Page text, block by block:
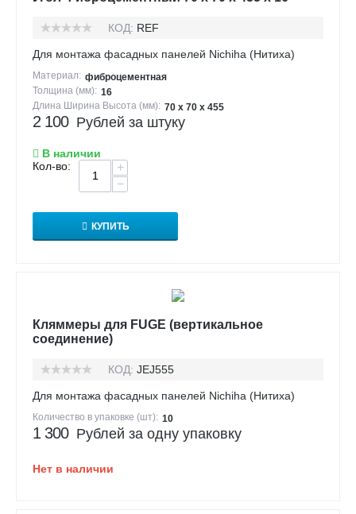
КОД: REF
Для монтажа фасадных панелей Nichiha (Нитиха)
Материал: фиброцементная
Толщина (мм): 16
Длина Ширина Высота (мм): 70 х 70 х 455
2 100 Рублей за штуку
В наличии
Кол-во:
+
−
КУПИТЬ
Кляммеры для FUGE (вертикальное
соединение)
КОД: JEJ555
Для монтажа фасадных панелей Nichiha (Нитиха)
Количество в упаковке (шт): 10
1 300 Рублей за одну упаковку
Нет в наличии